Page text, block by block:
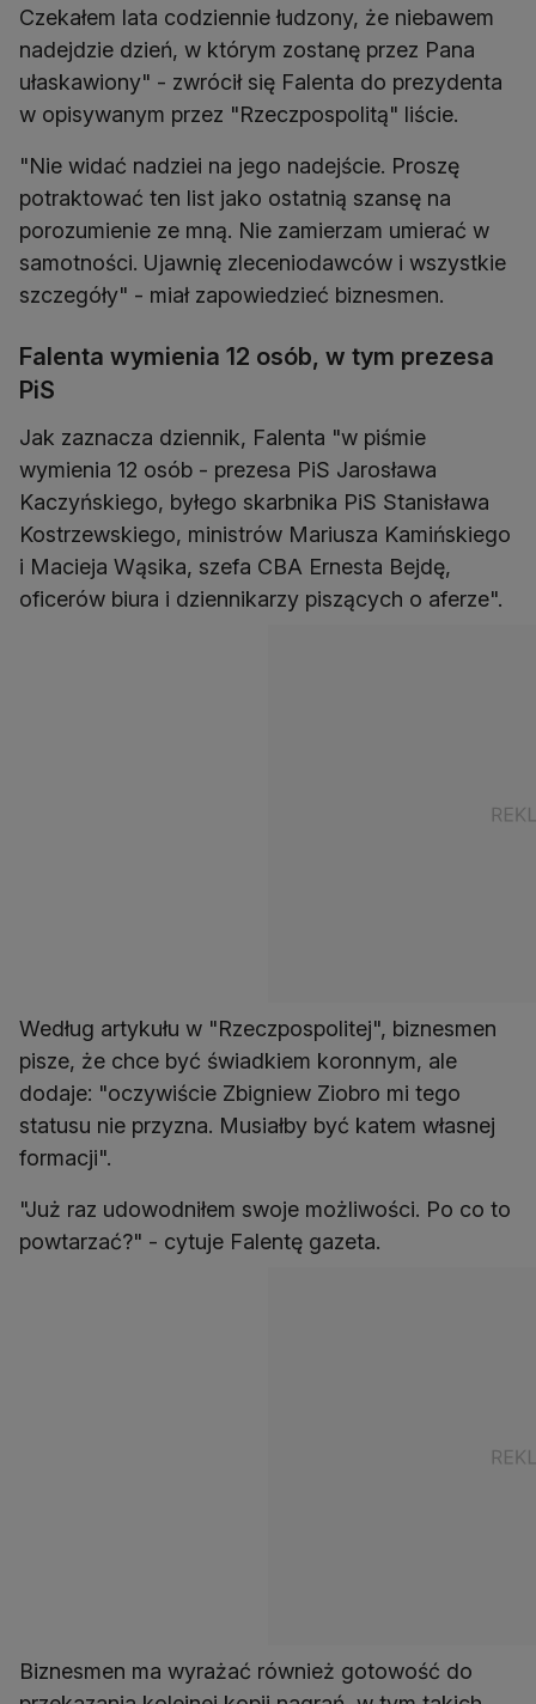
Czekałem lata codziennie łudzony, że niebawem
nadejdzie dzień, w którym zostanę przez Pana
ułaskawiony" - zwrócił się Falenta do prezydenta
w opisywanym przez "Rzeczpospolitą" liście.
"Nie widać nadziei na jego nadejście. Proszę
potraktować ten list jako ostatnią szansę na
porozumienie ze mną. Nie zamierzam umierać w
samotności. Ujawnię zleceniodawców i wszystkie
szczegóły" - miał zapowiedzieć biznesmen.
Falenta wymienia 12 osób, w tym prezesa
PiS
Jak zaznacza dziennik, Falenta "w piśmie
wymienia 12 osób - prezesa PiS Jarosława
Kaczyńskiego, byłego skarbnika PiS Stanisława
Kostrzewskiego, ministrów Mariusza Kamińskiego
i Macieja Wąsika, szefa CBA Ernesta Bejdę,
oficerów biura i dziennikarzy piszących o aferze".
Według artykułu w "Rzeczpospolitej", biznesmen
pisze, że chce być świadkiem koronnym, ale
dodaje: "oczywiście Zbigniew Ziobro mi tego
statusu nie przyzna. Musiałby być katem własnej
formacji".
"Już raz udowodniłem swoje możliwości. Po co to
powtarzać?" - cytuje Falentę gazeta.
Biznesmen ma wyrażać również gotowość do